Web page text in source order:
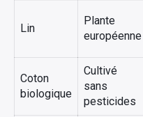
Lin
Plante
européenne
Coton
biologique
Cultivé
sans
pesticides